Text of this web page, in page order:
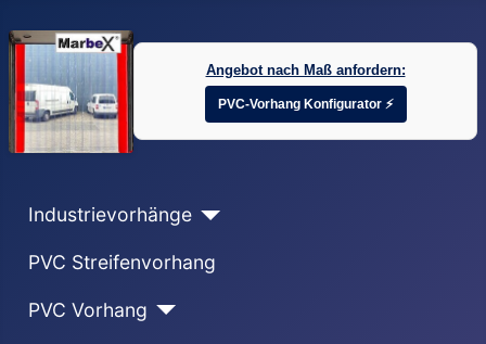
Angebot nach Maß anfordern:
PVC-Vorhang Konfigurator ⚡
Industrievorhänge
PVC Streifenvorhang
PVC Vorhang